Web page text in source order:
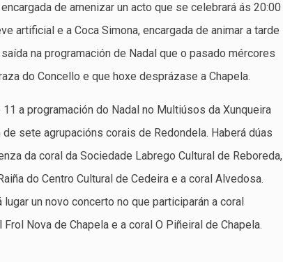
de amenizar un acto que se celebrará ás 20:00
artificial e a Coca Simona, encargada de animar a tarde
na programación de Nadal que o pasado mércores
do Concello e que hoxe desprázase a Chapela.
a programación do Nadal no Multiúsos da Xunqueira
sete agrupacións corais de Redondela. Haberá dúas
da coral da Sociedade Labrego Cultural de Reboreda,
do Centro Cultural de Cedeira e a coral Alvedosa.
un novo concerto no que participarán a coral
Nova de Chapela e a coral O Piñeiral de Chapela.